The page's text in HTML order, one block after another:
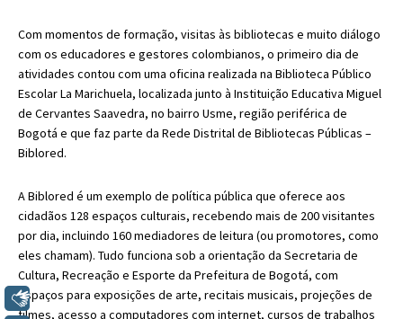
Com momentos de formação, visitas às bibliotecas e muito diálogo
com os educadores e gestores colombianos, o primeiro dia de
atividades contou com uma oficina realizada na Biblioteca Público
Escolar La Marichuela, localizada junto à Instituição Educativa Miguel
de Cervantes Saavedra, no bairro Usme, região periférica de
Bogotá e que faz parte da Rede Distrital de Bibliotecas Públicas –
Biblored.
A Biblored é um exemplo de política pública que oferece aos
cidadãos 128 espaços culturais, recebendo mais de 200 visitantes
por dia, incluindo 160 mediadores de leitura (ou promotores, como
eles chamam). Tudo funciona sob a orientação da Secretaria de
Cultura, Recreação e Esporte da Prefeitura de Bogotá, com
espaços para exposições de arte, recitais musicais, projeções de
filmes, acesso a computadores com internet, cursos de trabalhos
Libras